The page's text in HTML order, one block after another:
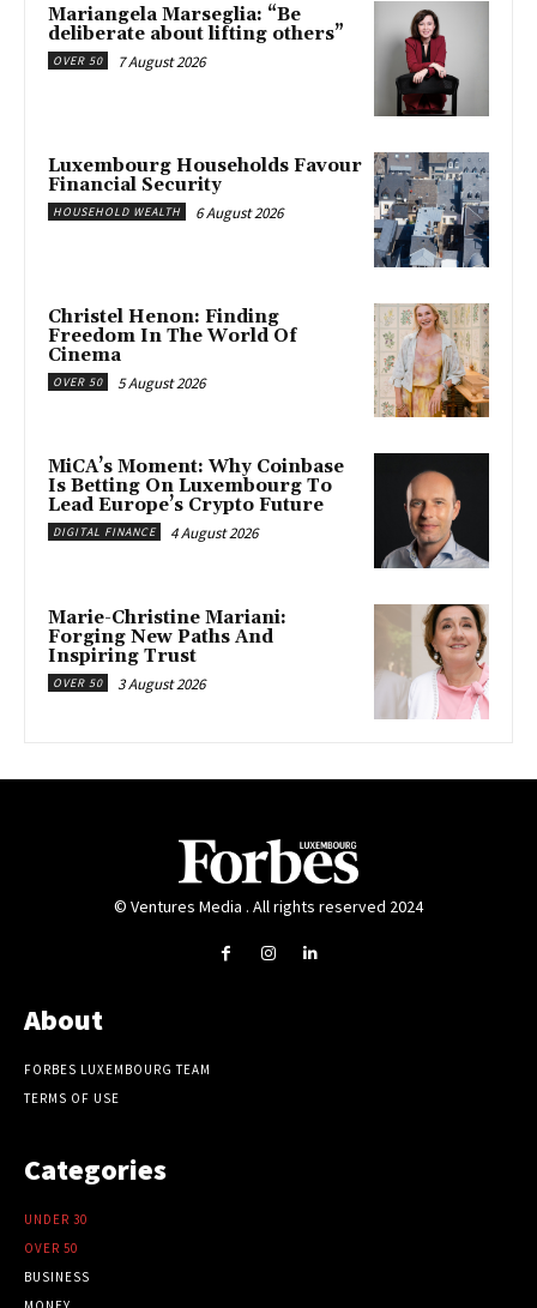
Mariangela Marseglia: “Be
deliberate about lifting others”
OVER 50 7 August 2026
Luxembourg Households Favour
Financial Security
HOUSEHOLD WEALTH 6 August 2026
Christel Henon: Finding
Freedom In The World Of
Cinema
OVER 50 5 August 2026
MiCA’s Moment: Why Coinbase
Is Betting On Luxembourg To
Lead Europe’s Crypto Future
DIGITAL FINANCE 4 August 2026
Marie-Christine Mariani:
Forging New Paths And
Inspiring Trust
OVER 50 3 August 2026
© Ventures Media . All rights reserved 2024
About
FORBES LUXEMBOURG TEAM
TERMS OF USE
Categories
UNDER 30
OVER 50
BUSINESS